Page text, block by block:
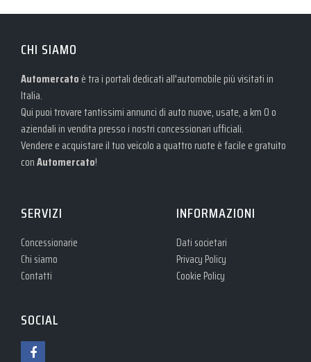
CHI SIAMO
Automercato è tra i portali dedicati all'automobile più visitati in
Italia.
Qui puoi trovare tantissimi annunci di auto nuove, usate, a km 0 o
aziendali in vendita presso i nostri concessionari ufficiali.
Vendere e acquistare il tuo veicolo a quattro ruote è facile e gratuito
conAutomercato!
SERVIZI
Concessionarie
Chi siamo
Contatti
INFORMAZIONI
Dati societari
Privacy Policy
Cookie Policy
SOCIAL